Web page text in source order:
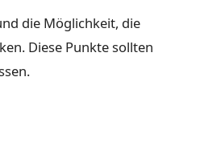
die Möglichkeit, die
Diese Punkte sollten